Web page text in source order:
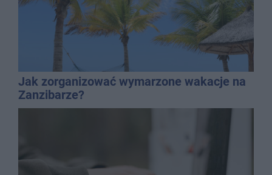
Jak zorganizować wymarzone wakacje na
Zanzibarze?